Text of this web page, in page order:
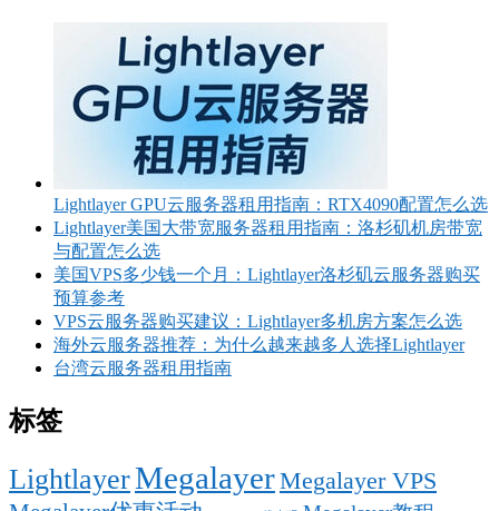
Lightlayer GPU云服务器租用指南：RTX4090配置怎么选
Lightlayer美国大带宽服务器租用指南：洛杉矶机房带宽
与配置怎么选
美国VPS多少钱一个月：Lightlayer洛杉矶云服务器购买
预算参考
VPS云服务器购买建议：Lightlayer多机房方案怎么选
海外云服务器推荐：为什么越来越多人选择Lightlayer
台湾云服务器租用指南
标签
LightlayerMegalayerMegalayer VPS